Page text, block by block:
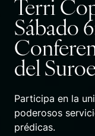
Terri
Sábado
del
Participa en la
poderosos
prédicas.